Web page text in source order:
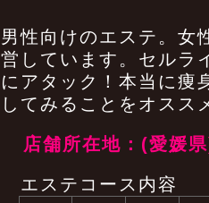
男性向けのエステ。女
営しています。セルラ
にアタック！本当に痩
してみることをオスス
店舗所在地：(愛媛
エステコース内容